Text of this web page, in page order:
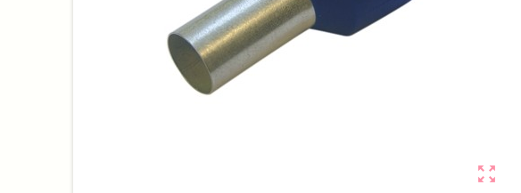
zoom_out_map